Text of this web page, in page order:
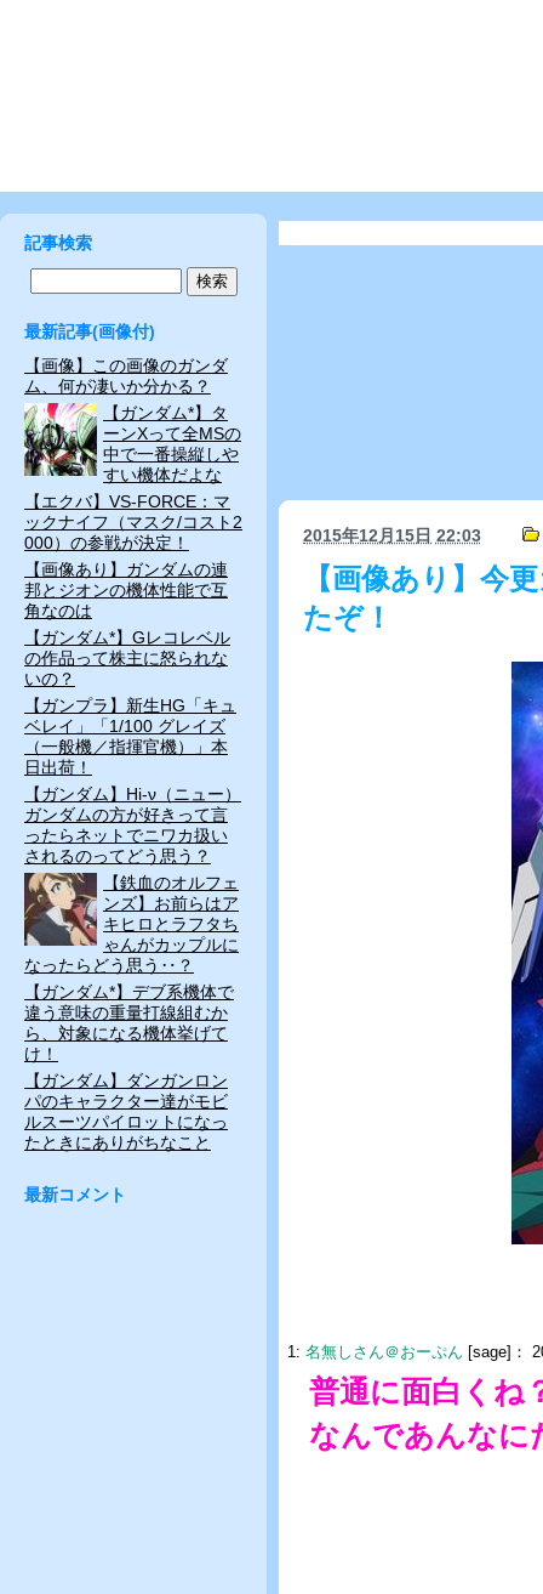
2015年12月15日 22:03
【画像あり】今
たぞ！
1: 名無しさん＠おーぷん [sage]：
普通に面白くね
なんであんなに
記事検索
最新記事(画像付)
【画像】この画像のガンダ
ム、何が凄いか分かる？
【ガンダム*】タ
ーンXって全MSの
中で一番操縦しや
すい機体だよな
【エクバ】VS-FORCE：マ
ックナイフ（マスク/コスト2
000）の参戦が決定！
【画像あり】ガンダムの連
邦とジオンの機体性能で互
角なのは
【ガンダム*】Gレコレベル
の作品って株主に怒られな
いの？
【ガンプラ】新生HG「キュ
ベレイ」「1/100 グレイズ
（一般機／指揮官機）」本
日出荷！
【ガンダム】Hi-ν（ニュー）
ガンダムの方が好きって言
ったらネットでニワカ扱い
されるのってどう思う？
【鉄血のオルフェ
ンズ】お前らはア
キヒロとラフタち
ゃんがカップルに
なったらどう思う‥？
【ガンダム*】デブ系機体で
違う意味の重量打線組むか
ら、対象になる機体挙げて
け！
【ガンダム】ダンガンロン
パのキャラクター達がモビ
ルスーツパイロットになっ
たときにありがちなこと
最新コメント